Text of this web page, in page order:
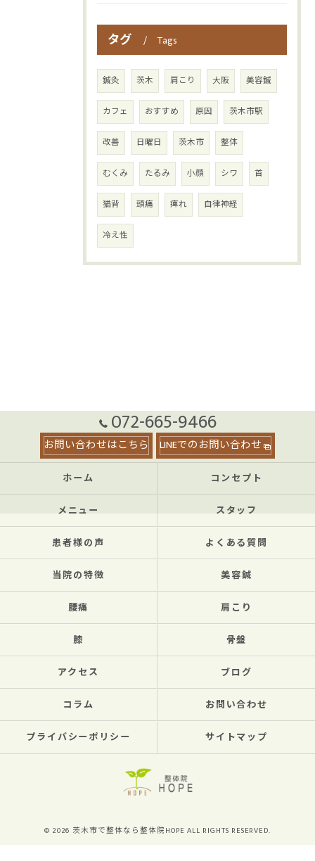
タグ Tags
鍼灸 茨木 肩こり 大阪 美容鍼
カフェ おすすめ 原因 茨木市駅
改善 日曜日 茨木市 整体
むくみ たるみ 小顔 シワ 首
猫背 頭痛 痺れ 自律神経
冷え性
072-665-9466
お問い合わせはこちら LINEでのお問い合わせ
ホーム コンセプト
メニュー スタッフ
患者様の声 よくある質問
当院の特徴 美容鍼
腰痛 肩こり
膝 骨盤
アクセス ブログ
コラム お問い合わせ
プライバシーポリシー サイトマップ
© 2026 茨木市で整体なら整体院HOPE ALL RIGHTS RESERVED.